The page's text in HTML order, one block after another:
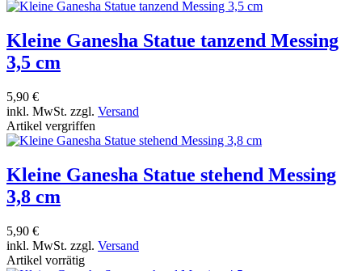
Kleine Ganesha Statue tanzend Messing
3,5 cm
5,90 €
inkl. MwSt. zzgl. Versand
Artikel vergriffen
Kleine Ganesha Statue stehend Messing
3,8 cm
5,90 €
inkl. MwSt. zzgl. Versand
Artikel vorrätig